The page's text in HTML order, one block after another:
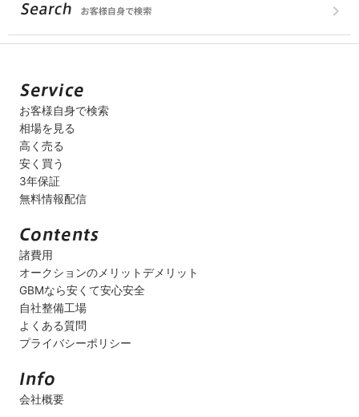
お客様自身で検索
相場を見る
高く売る
安く買う
3年保証
無料情報配信
諸費用
オークションのメリットデメリット
GBMなら安くて安心安全
自社整備工場
よくある質問
プライバシーポリシー
会社概要